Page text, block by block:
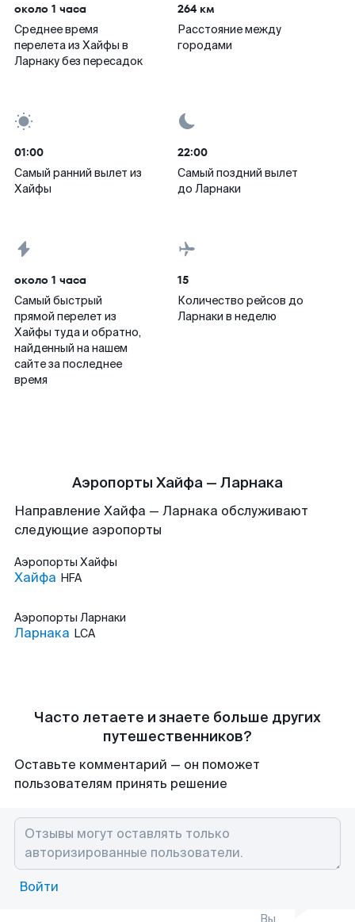
около 1 часа
Среднее время
перелета из Хайфы в
Ларнаку без пересадок
264 км
Расстояние между
городами
01:00
Самый ранний вылет из
Хайфы
22:00
Самый поздний вылет
до Ларнаки
около 1 часа
Самый быстрый
прямой перелет из
Хайфы туда и обратно,
найденный на нашем
сайте за последнее
время
15
Количество рейсов до
Ларнаки в неделю
Аэропорты Хайфа — Ларнака
Направление Хайфа — Ларнака обслуживают
следующие аэропорты
Аэропорты Хайфы
Хайфа HFA
Аэропорты Ларнаки
Ларнака LCA
Часто летаете и знаете больше других
путешественников?
Оставьте комментарий — он поможет
пользователям принять решение
Войти
Вы